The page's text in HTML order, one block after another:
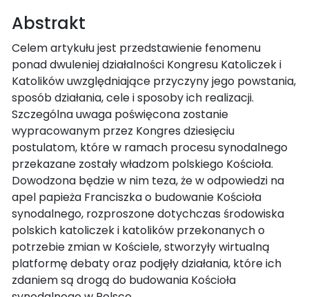
Abstrakt
Celem artykułu jest przedstawienie fenomenu
ponad dwuleniej działalności Kongresu Katoliczek i
Katolików uwzględniające przyczyny jego powstania,
sposób działania, cele i sposoby ich realizacji.
Szczególna uwaga poświęcona zostanie
wypracowanym przez Kongres dziesięciu
postulatom, które w ramach procesu synodalnego
przekazane zostały władzom polskiego Kościoła.
Dowodzona będzie w nim teza, że w odpowiedzi na
apel papieża Franciszka o budowanie Kościoła
synodalnego, rozproszone dotychczas środowiska
polskich katoliczek i katolików przekonanych o
potrzebie zmian w Kościele, stworzyły wirtualną
platformę debaty oraz podjęły działania, które ich
zdaniem są drogą do budowania Kościoła